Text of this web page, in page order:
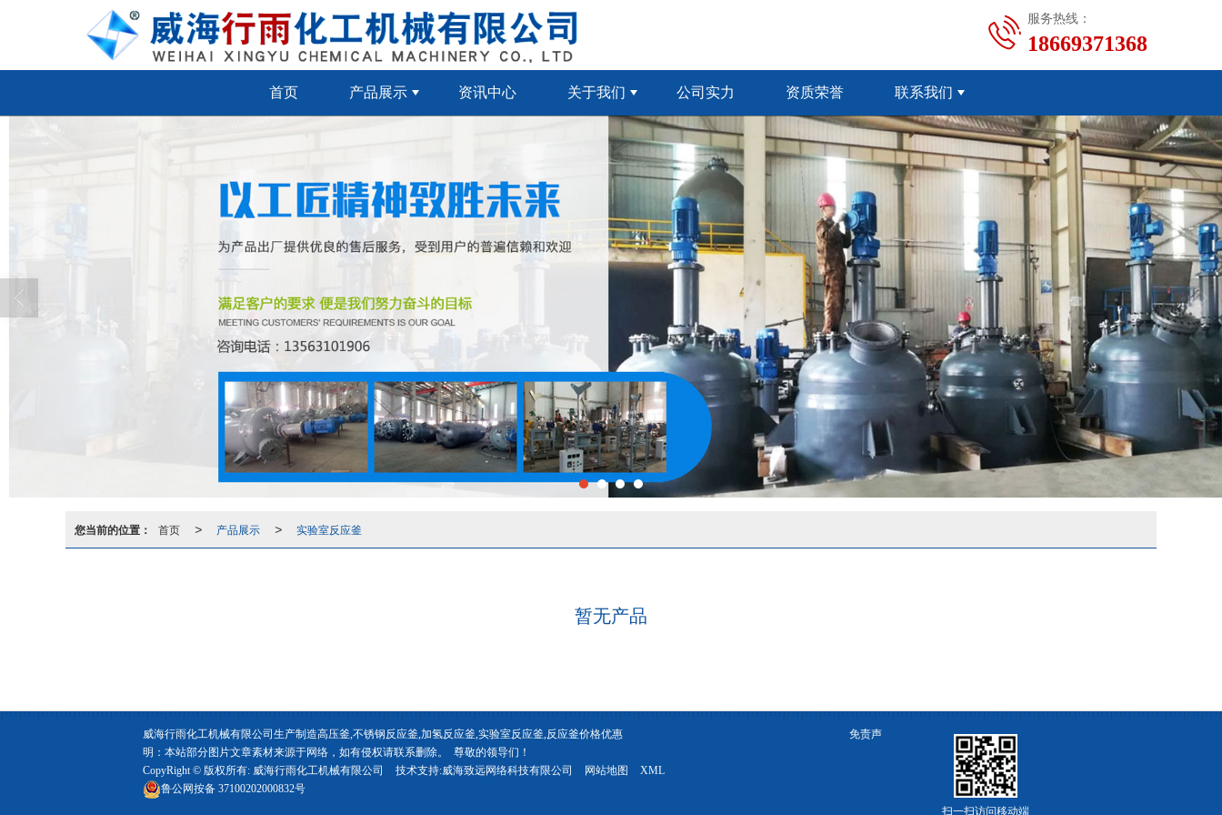
服务热线：
18669371368
首页 产品展示 资讯中心 关于我们 公司实力 资质荣誉 联系我们
您当前的位置： 首页 > 产品展示 > 实验室反应釜
暂无产品
威海行雨化工机械有限公司生产制造高压釜,不锈钢反应釜,加氢反应釜,实验室反应釜,反应釜价格优惠 免责声
明：本站部分图片文章素材来源于网络，如有侵权请联系删除。 尊敬的领导们！
CopyRight © 版权所有: 威海行雨化工机械有限公司 技术支持:威海致远网络科技有限公司 网站地图
XML
鲁公网按备 37100202000832号
扫一扫访问移动端